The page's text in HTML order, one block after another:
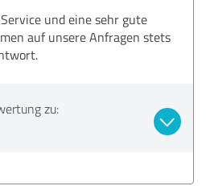
und eine sehr gute
auf unsere Anfragen stets
zu: